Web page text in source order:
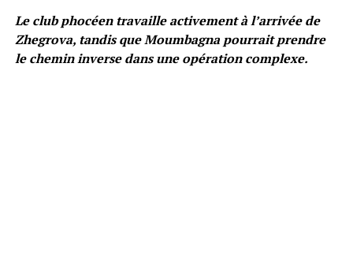
Le club phocéen travaille activement à l’arrivée de
Zhegrova, tandis que Moumbagna pourrait prendre
le chemin inverse dans une opération complexe.